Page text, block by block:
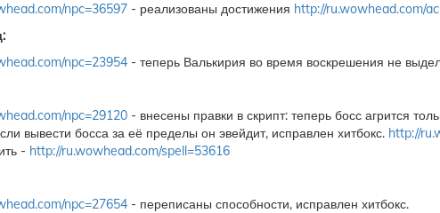
npc=36597 - реализованы достижения http://ru.wowhead.com/
npc=23954 - теперь Валькирия во время воскрешения не
npc=29120 - внесены правки в скрипт: теперь босс агрится
вывести босса за её пределы он эвейдит, исправлен хитбокс. http://
- http://ru.wowhead.com/spell=53616
npc=27654 - переписаны способности, исправлен хитбокс.